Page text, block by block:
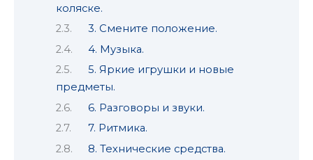
коляске.
3. Смените положение.
4. Музыка.
5. Яркие игрушки и новые
предметы.
6. Разговоры и звуки.
7. Ритмика.
8. Технические средства.